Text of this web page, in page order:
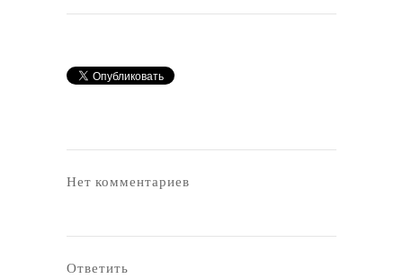
Нет комментариев
Ответить